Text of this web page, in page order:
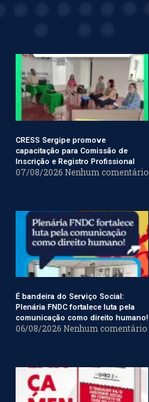
CRESS Sergipe promove
capacitação para Comissão de
Inscrição e Registro Profissional
07/08/2026 Nenhum comentário
É bandeira do Serviço Social:
Plenária FNDC fortalece luta pela
comunicação como direito humano!
06/08/2026 Nenhum comentário